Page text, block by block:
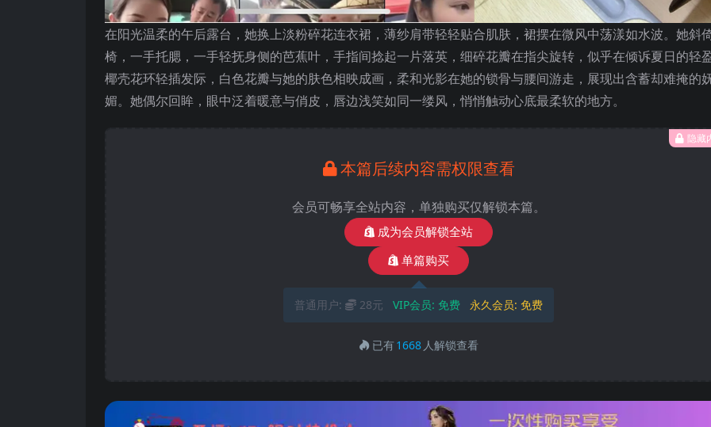
在阳光温柔的午后露台，她换上淡粉碎花连衣裙，薄纱肩带轻轻贴合肌肤，裙摆在微风中荡漾如水波。她斜
椅，一手托腮，一手轻抚身侧的芭蕉叶，手指间捻起一片落英，细碎花瓣在指尖旋转，似乎在倾诉夏日的轻
椰壳花环轻插发际，白色花瓣与她的肤色相映成画，柔和光影在她的锁骨与腰间游走，展现出含蓄却难掩的
媚。她偶尔回眸，眼中泛着暖意与俏皮，唇边浅笑如同一缕风，悄悄触动心底最柔软的地方。
隐藏
本篇后续内容需权限查看
会员可畅享全站内容，单独购买仅解锁本篇。
成为会员解锁全站
单篇购买
普通用户: 28元 VIP会员: 免费 永久会员:免费
已有1668 人解锁查看